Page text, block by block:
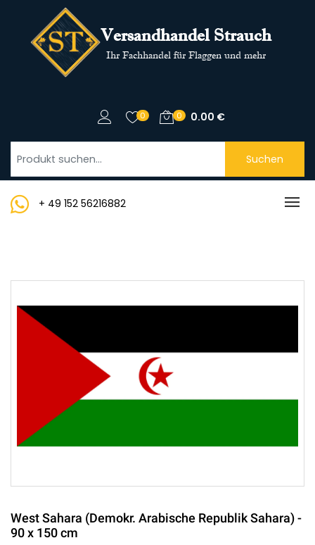
Versandhandel Strauch
Ihr Fachhandel für Flaggen und mehr
0 0 0.00 €
Suchen
+ 49 152 56216882
West Sahara (Demokr. Arabische Republik Sahara) -
90 x 150 cm